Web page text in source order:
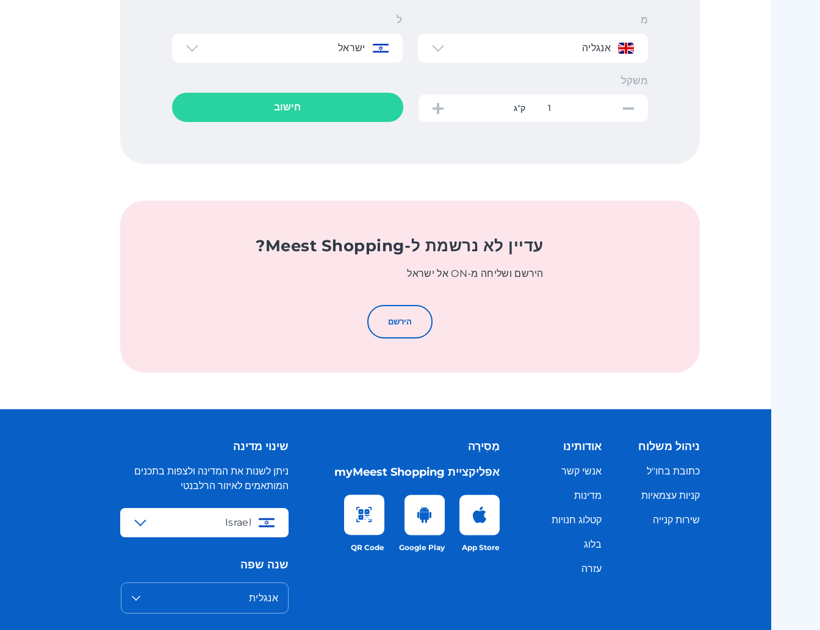
מ
אנגליה
ל
ישראל
משקל
ק"ג חישוב
עדיין לא נרשמת ל-Meest Shopping?
הירשם ושליחה מ-ON אל ישראל
הירשם
ניהול משלוח
כתובת בחו"ל
קניות עצמאיות
שירות קנייה
אודותינו
אנשי קשר
מדינות
קטלוג חנויות
בלוג
עזרה
מְסִירָה
אפליקציית myMeest Shopping
App Store
Google Play
QR Code
שינוי מדינה
ניתן לשנות את המדינה ולצפות בתכנים
המותאמים לאיזור הרלבנטי
Israel
שנה שפה
אנגלית